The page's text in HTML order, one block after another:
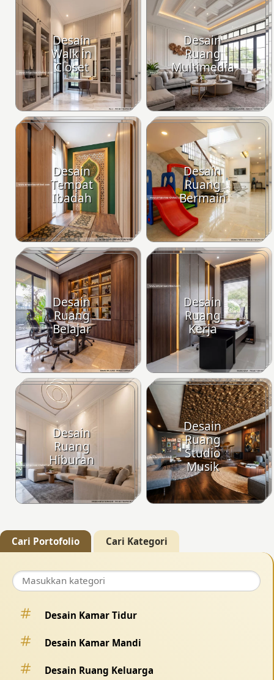
Desain
Walk in
Closet
Desain
Ruang
Multimedia
Desain
Tempat
Ibadah
Desain
Ruang
Bermain
Desain
Ruang
Belajar
Desain
Ruang
Kerja
Desain
Ruang
Hiburan
Desain
Ruang
Studio
Musik
Cari Portofolio Cari Kategori
Desain Kamar Tidur
Desain Kamar Mandi
Desain Ruang Keluarga